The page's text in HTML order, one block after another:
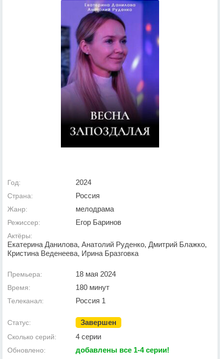
Год: 2024
Страна: Россия
Жанр: мелодрама
Режиссер: Егор Баринов
Актёры:
Екатерина Данилова, Анатолий Руденко, Дмитрий Блажко,
Кристина Веденеева, Ирина Бразговка
Премьера: 18 мая 2024
Время: 180 минут
Телеканал: Россия 1
Статус: Завершен
Сколько серий: 4 серии
Обновлено: добавлены все 1-4 серии!